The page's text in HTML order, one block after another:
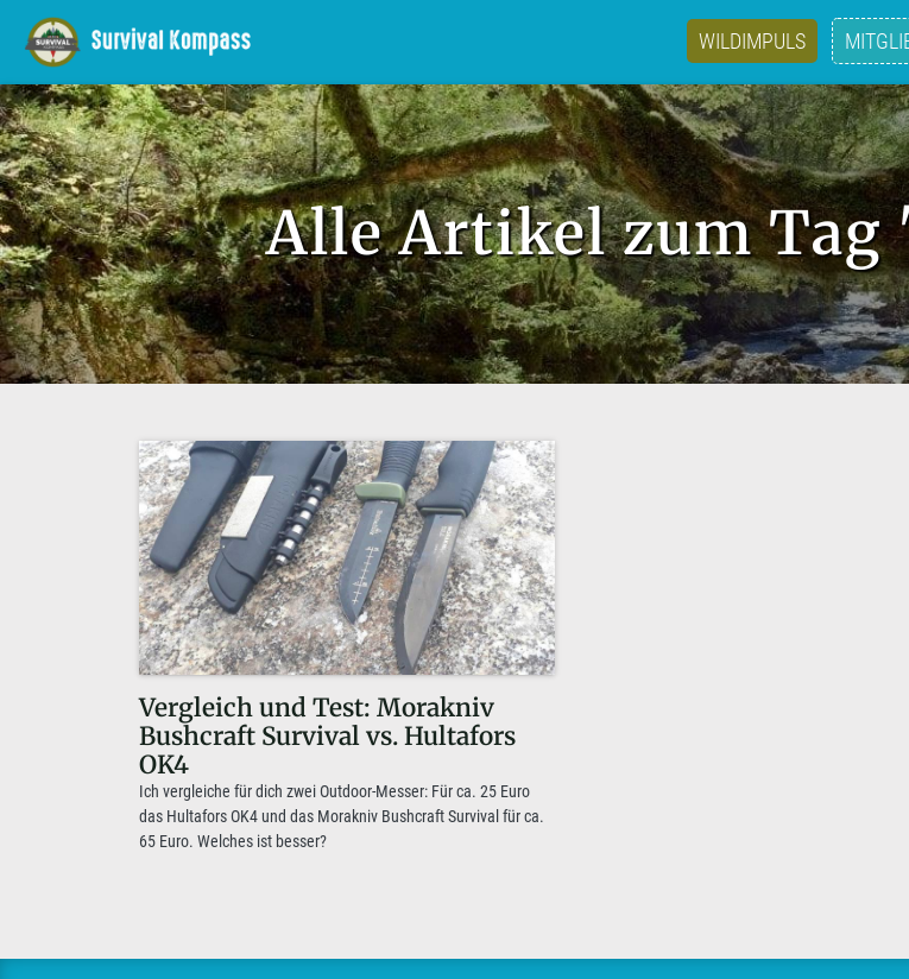
WILDIMPULS
Alle Artikel zum Tag
Vergleich und Test: Morakniv
Bushcraft Survival vs. Hultafors
OK4
Ich vergleiche für dich zwei Outdoor-Messer: Für ca. 25 Euro
das Hultafors OK4 und das Morakniv Bushcraft Survival für ca.
65 Euro. Welches ist besser?